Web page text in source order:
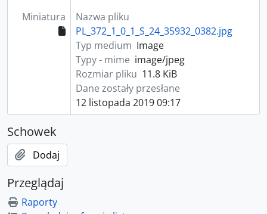
Miniatura
Nazwa pliku
PL_372_1_0_1_S_24_35932_0382.jpg
Typ medium Image
Typy - mime image/jpeg
Rozmiar pliku 11.8 KiB
Dane zostały przesłane
12 listopada 2019 09:17
Schowek
Dodaj
Przeglądaj
Raporty